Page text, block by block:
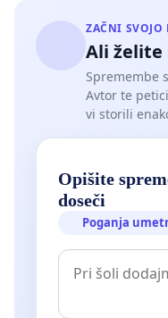
ZAČNI SVOJO
Ali želite
Spremembe
Avtor te
vi storili
Opišite
doseči
Poganja